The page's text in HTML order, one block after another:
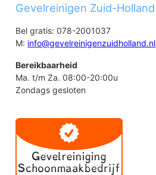
Gevelreinigen Zuid-Holland
Bel gratis: 078-2001037
M: info@gevelreinigenzuidholland.nl
Bereikbaarheid
Ma. t/m Za. 08:00-20:00u
Zondags gesloten